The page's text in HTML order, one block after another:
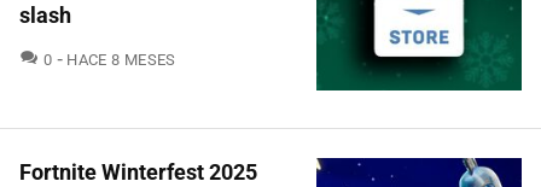
slash
0 COMENTARIOS
HACE 8 MESES
Fortnite Winterfest 2025